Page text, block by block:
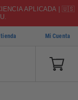
APLICADA | 🇺🇸
Mi Cuenta